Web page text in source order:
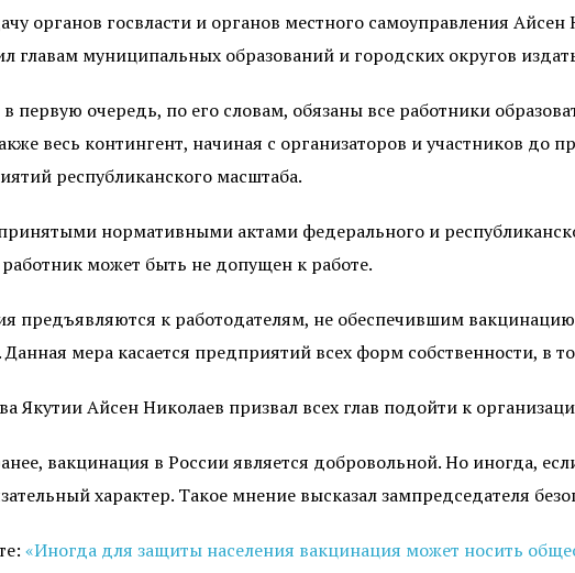
органов госвласти и органов местного самоуправления
главам муниципальных образований и городских округов
первую очередь, по его словам, обязаны все работники
весь контингент, начиная с организаторов и участников до
республиканского масштаба.
нормативными актами федерального и
может быть не допущен к работе.
предъявляются к работодателям, не обеспечившим
Данная мера касается предприятий всех форм собственности, в
Якутии Айсен Николаев призвал всех глав подойти к
вакцинация в России является добровольной. Но иногда,
характер. Такое мнение высказал зампредседателя
«Иногда для защиты населения вакцинация может носить